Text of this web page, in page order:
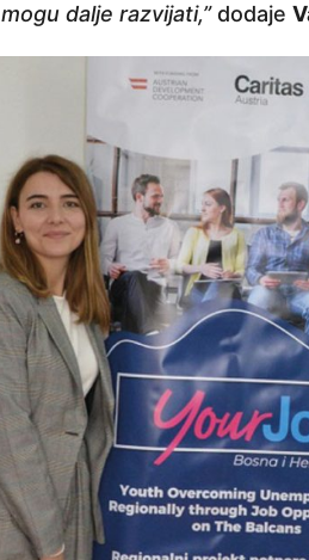
dalje razvijati,” dodaje